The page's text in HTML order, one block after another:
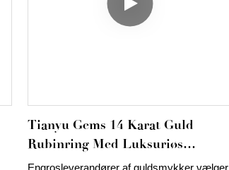
Tianyu Gems 14 Karat Guld
Rubinring Med Luksuriøs
Personlighed Til Kvinder